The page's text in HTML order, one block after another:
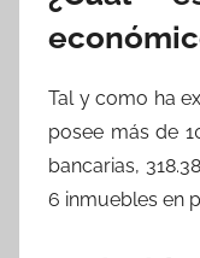
Tal y como ha
posee más de
bancarias,
6 inmuebles en